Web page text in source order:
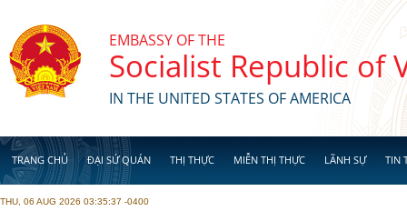
EMBASSY OF THE
Socialist Republic of
IN THE UNITED STATES OF AMERICA
TRANG CHỦ ĐẠI SỨ QUÁN THỊ THỰC MIỄN THỊ THỰC LÃNH SỰ TIN
THU, 06 AUG 2026 03:35:37 -0400